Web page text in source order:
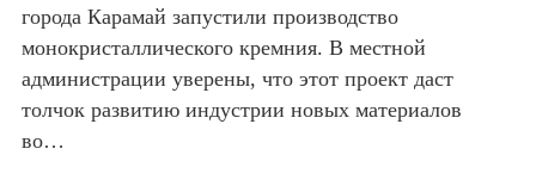
города Карамай запустили производство
монокристаллического кремния. В местной
администрации уверены, что этот проект даст
толчок развитию индустрии новых материалов
во…